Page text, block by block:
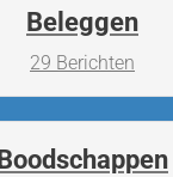
Beleggen
29 Berichten
Boodschappen